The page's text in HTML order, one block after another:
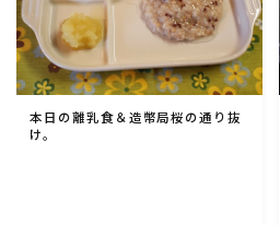
本日の離乳食＆造幣局桜の通り抜
け。